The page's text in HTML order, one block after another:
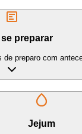
preparar
de preparo com
Jejum